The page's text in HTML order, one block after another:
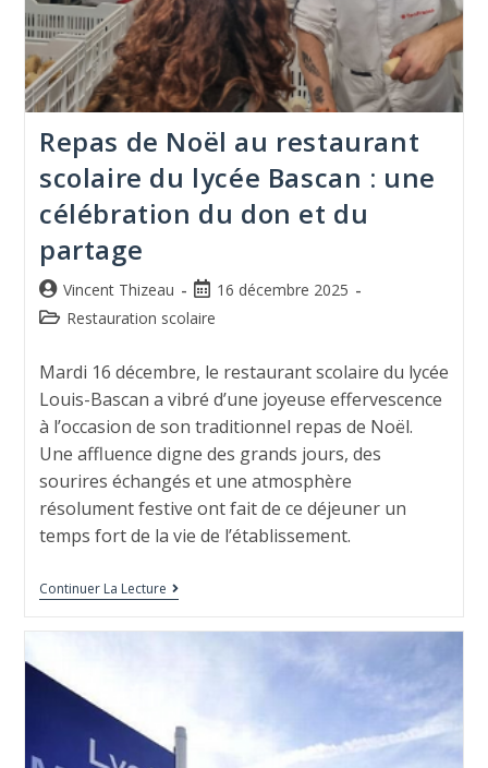
Repas de Noël au restaurant
scolaire du lycée Bascan : une
célébration du don et du
partage
Vincent Thizeau
16 décembre 2025
Restauration scolaire
Mardi 16 décembre, le restaurant scolaire du lycée
Louis-Bascan a vibré d’une joyeuse effervescence
à l’occasion de son traditionnel repas de Noël.
Une affluence digne des grands jours, des
sourires échangés et une atmosphère
résolument festive ont fait de ce déjeuner un
temps fort de la vie de l’établissement.
Continuer La Lecture